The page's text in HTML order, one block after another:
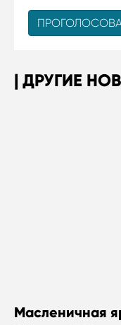
ДРУГИЕ
Масленичная